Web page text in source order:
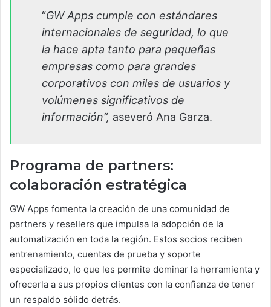
“GW Apps cumple con estándares
internacionales de seguridad, lo que
la hace apta tanto para pequeñas
empresas como para grandes
corporativos con miles de usuarios y
volúmenes significativos de
información”, aseveró Ana Garza.
Programa de partners:
colaboración estratégica
GW Apps fomenta la creación de una comunidad de
partners y resellers que impulsa la adopción de la
automatización en toda la región. Estos socios reciben
entrenamiento, cuentas de prueba y soporte
especializado, lo que les permite dominar la herramienta y
ofrecerla a sus propios clientes con la confianza de tener
un respaldo sólido detrás.